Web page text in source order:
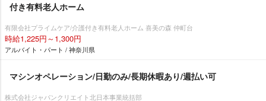
付き有料老人ホーム
有限会社プライムケア/介護付き有料老人ホーム 喜美の森 仲町台
時給1,225円～1,300円
アルバイト・パート / 神奈川県
マシンオペレーション/日勤のみ/長期休暇あり/週払い可
株式会社ジャパンクリエイト北日本事業統括部